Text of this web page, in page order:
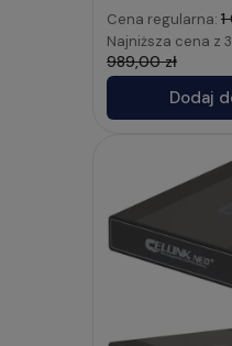
Cena regularna:
Najniższa cena z
989,00 zł
Dodaj